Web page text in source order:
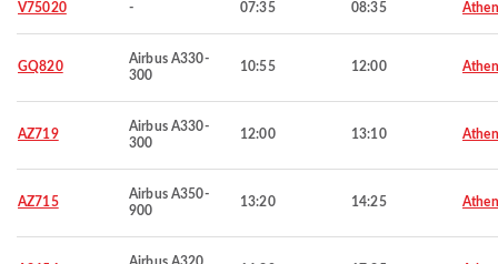
V75020 - 07:35 08:35
GQ820
Airbus A330-
300
10:55 12:00
AZ719
Airbus A330-
300
12:00 13:10
AZ715
Airbus A350-
900
13:20 14:25